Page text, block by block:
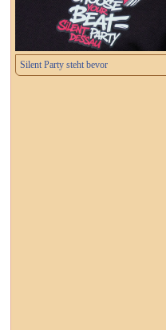
Silent Party steht bevor